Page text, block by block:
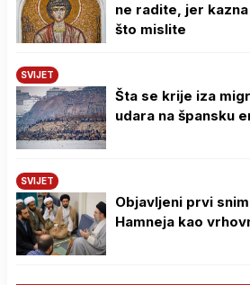
ne radite, jer
što mislite
SVIJET
Šta se krije iza
udara na špansku
SVIJET
Objavljeni prvi
Hamneja kao